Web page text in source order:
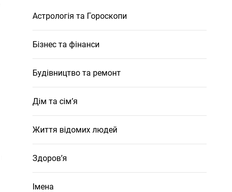
Астрологія та Гороскопи
Бізнес та фінанси
Будівництво та ремонт
Дім та сім’я
Життя відомих людей
Здоров’я
Імена